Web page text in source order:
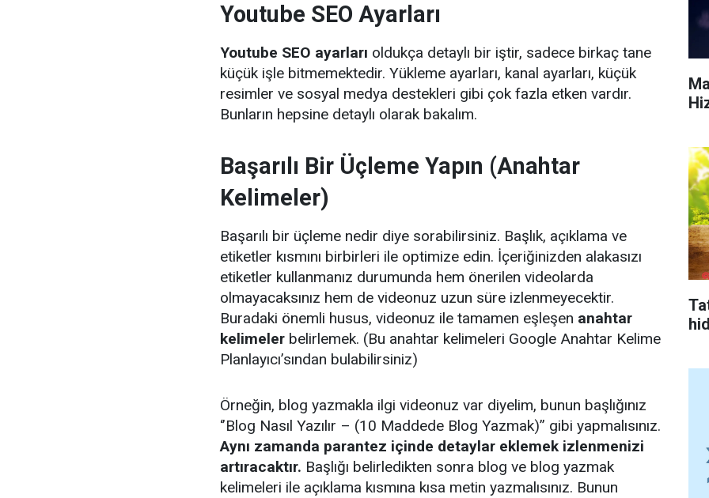
Youtube SEO Ayarları
Youtube SEO ayarları oldukça detaylı bir iştir, sadece birkaç tane
küçük işle bitmemektedir. Yükleme ayarları, kanal ayarları, küçük
resimler ve sosyal medya destekleri gibi çok fazla etken vardır.
Bunların hepsine detaylı olarak bakalım.
Başarılı Bir Üçleme Yapın (Anahtar
Kelimeler)
Başarılı bir üçleme nedir diye sorabilirsiniz. Başlık, açıklama ve
etiketler kısmını birbirleri ile optimize edin. İçeriğinizden alakasızı
etiketler kullanmanız durumunda hem önerilen videolarda
olmayacaksınız hem de videonuz uzun süre izlenmeyecektir.
Buradaki önemli husus, videonuz ile tamamen eşleşen anahtar
kelimeler belirlemek. (Bu anahtar kelimeleri Google Anahtar Kelime
Planlayıcı’sından bulabilirsiniz)
Örneğin, blog yazmakla ilgi videonuz var diyelim, bunun başlığınız
‘’Blog Nasıl Yazılır – (10 Maddede Blog Yazmak)’’ gibi yapmalısınız.
Aynı zamanda parantez içinde detaylar eklemek izlenmenizi
artıracaktır. Başlığı belirledikten sonra blog ve blog yazmak
kelimeleri ile açıklama kısmına kısa metin yazmalısınız. Bunun